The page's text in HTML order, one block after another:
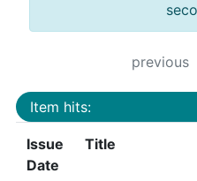
previous
Item hits:
Issue
Date
Title